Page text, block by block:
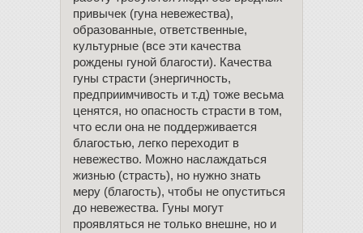
привычек (гуна невежества),
образованные, ответственные,
культурные (все эти качества
рождены гуной благости). Качества
гуны страсти (энергичность,
предприимчивость и т.д) тоже весьма
ценятся, но опасность страсти в том,
что если она не поддерживается
благостью, легко переходит в
невежество. Можно наслаждаться
жизнью (страсть), но нужно знать
меру (благость), чтобы не опуститься
до невежества. Гуны могут
проявляться не только внешне, но и